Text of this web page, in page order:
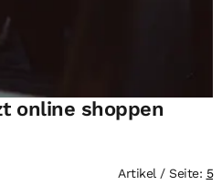
online shoppen
Artikel / Seite: 5